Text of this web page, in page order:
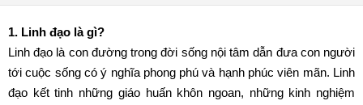
1. Linh đạo là gì?
Linh đạo là con đường trong đời sống nội tâm dẫn đưa con người
tới cuộc sống có ý nghĩa phong phú và hạnh phúc viên mãn. Linh
đạo kết tinh những giáo huấn khôn ngoan, những kinh nghiệm